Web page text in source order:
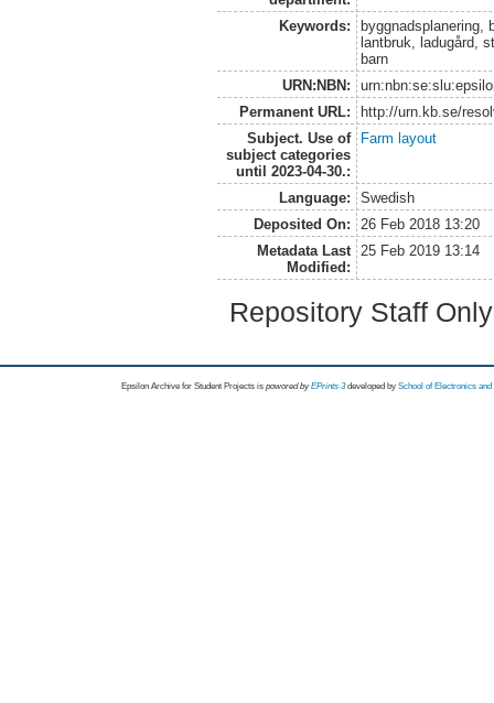
Keywords:
byggnadsplanering,
lantbruk, ladugård,
barn
URN:NBN:
Permanent URL:
http://urn.kb.se/
Subject. Use of
subject categories
until 2023-04-30.:
Farm layout
Language:
Swedish
Deposited On:
26 Feb 2018 13:20
Metadata Last
Modified:
25 Feb 2019 13:14
Repository Staff
Epsilon Archive for Student Projects is powored byEPrints 3 developed by School of Electronics